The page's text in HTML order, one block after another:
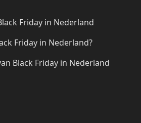
Friday in Nederland
Friday in Nederland?
Black Friday in Nederland